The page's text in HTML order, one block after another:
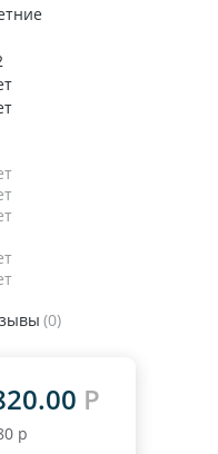
(0)
Р
р